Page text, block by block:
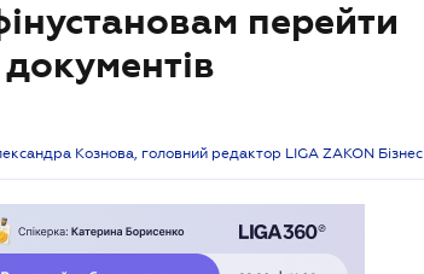
перейти
Кознова, головний редактор LIGA ZAKON Бізнес